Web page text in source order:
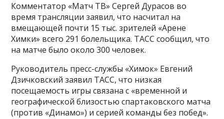
Комментатор «Матч ТВ» Сергей Дурасов во
время трансляции заявил, что насчитал на
вмещающей почти 15 тыс. зрителей «Арене
Химки» всего 291 болельщика. ТАСС сообщил, что
на матче было около 300 человек.
Руководитель пресс-службы «Химок» Евгений
Дзичковский заявил ТАСС, что низкая
посещаемость игры связана с «временной и
географической близостью спартаковского матча
(против «Динамо») и серией команды без побед».